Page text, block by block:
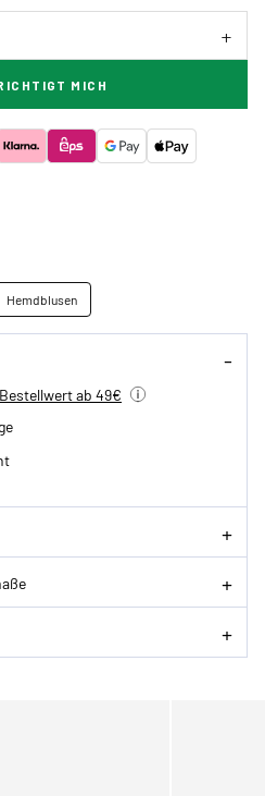
MICH
Hemdblusen
ab 49€